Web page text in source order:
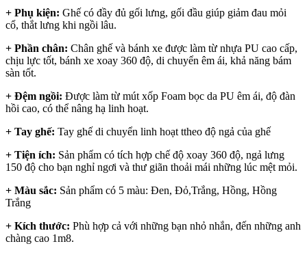
+ Phụ kiện: Ghế có đầy đủ gối lưng, gối đầu giúp giảm đau mỏi
cổ, thắt lưng khi ngồi lâu.
+ Phần chân: Chân ghế và bánh xe được làm từ nhựa PU cao cấp,
chịu lực tốt, bánh xe xoay 360 độ, di chuyển êm ái, khả năng bám
sàn tốt.
+ Đệm ngồi: Được làm từ mút xốp Foam bọc da PU êm ái, độ đàn
hồi cao, có thể nâng hạ linh hoạt.
+ Tay ghế: Tay ghế di chuyển linh hoạt ttheo độ ngả của ghế
+ Tiện ích: Sản phẩm có tích hợp chế độ xoay 360 độ, ngả lưng
150 độ cho bạn nghỉ ngơi và thư giãn thoải mái những lúc mệt mỏi.
+ Màu sắc: Sản phẩm có 5 màu: Đen, Đỏ,Trắng, Hồng, Hồng
Trắng
+ Kích thước: Phù hợp cả với những bạn nhỏ nhắn, đến những anh
chàng cao 1m8.